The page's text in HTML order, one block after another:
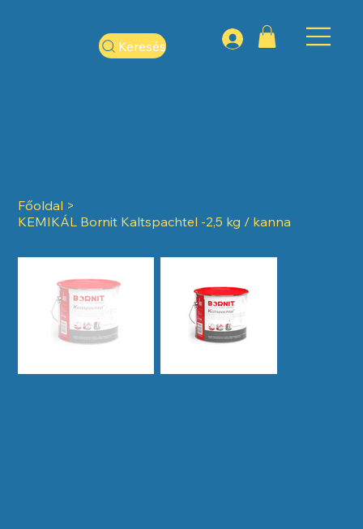
Keresés
Főoldal >
KEMIKÁL Bornit Kaltspachtel -2,5 kg / kanna